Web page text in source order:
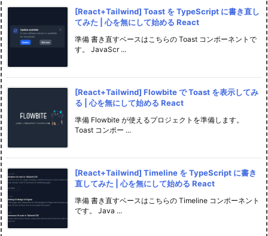
[React+Tailwind] Toast を TypeScript に書き直し
てみた | 心を無にして始める React
準備 書き直すベースはこちらの Toast コンポーネントで
す。 JavaScr ...
[React+Tailwind] Flowbite で Toast を表示してみ
る | 心を無にして始める React
準備 Flowbite が使えるプロジェクトを準備します。
Toast コンポー ...
[React+Tailwind] Timeline を TypeScript に書き
直してみた | 心を無にして始める React
準備 書き直すベースはこちらの Timeline コンポーネント
です。 Java ...